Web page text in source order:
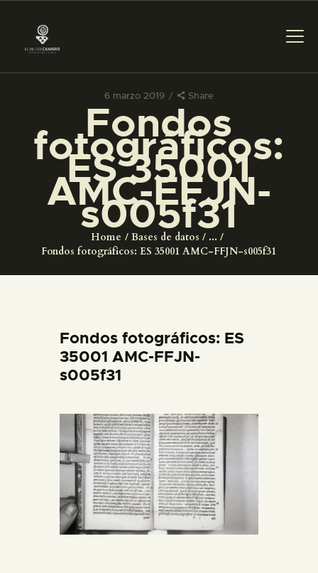
6 marzo 2019 Share
Fondos
fotográficos:
ES 35001
AMC-FFJN-
s005f31
Home Bases de datos
...
Fondos fotográficos: ES 35001 AMC-FFJN-s005f31
PREPARAR LA VISITA
ACTIVIDADES
█
EL MUSEO
DIDÁCTICA
ESPAÑOL
PREPARAR LA VISITA
ACTIVIDADES
█
Fondos fotográficos: ES
35001 AMC-FFJN-
s005f31